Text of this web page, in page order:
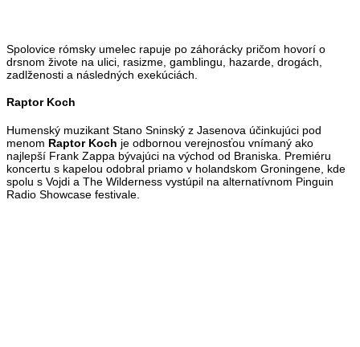
Spolovice rómsky umelec rapuje po záhorácky pričom hovorí o
drsnom živote na ulici, rasizme, gamblingu, hazarde, drogách,
zadlženosti a následných exekúciách.
Raptor Koch
Humenský muzikant Stano Sninský z Jasenova účinkujúci pod
menom Raptor Koch je odbornou verejnosťou vnímaný ako
najlepší Frank Zappa bývajúci na východ od Braniska. Premiéru
koncertu s kapelou odobral priamo v holandskom Groningene, kde
spolu s Vojdi a The Wilderness vystúpil na alternatívnom Pinguin
Radio Showcase festivale.